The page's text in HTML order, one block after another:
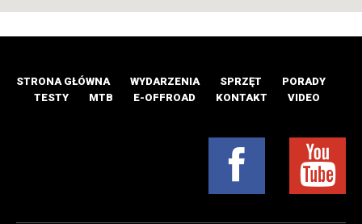
STRONA GŁÓWNA WYDARZENIA SPRZĘT
PORADY
TESTY
MTB E-OFFROAD KONTAKT VIDEO